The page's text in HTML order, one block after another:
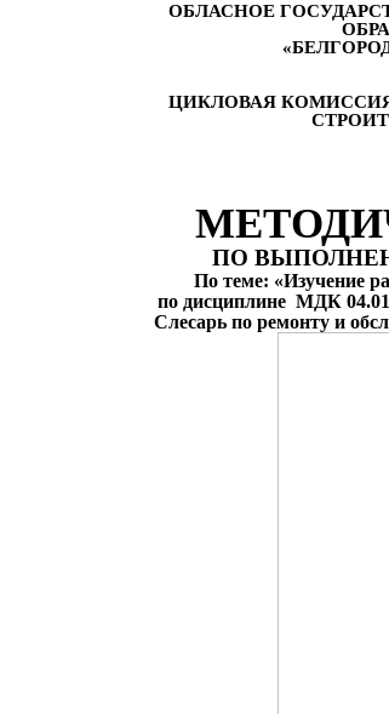
ОБЛАСНОЕ
ЦИКЛОВАЯ
ПО
По теме: «Изучение
по дисциплине МДК
Слесарь по ремонту и